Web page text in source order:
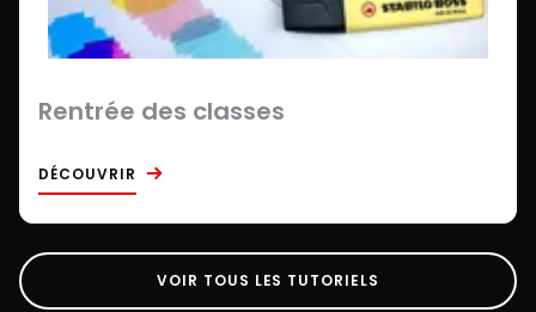
Rentrée des classes
DÉCOUVRIR
VOIR TOUS LES TUTORIELS